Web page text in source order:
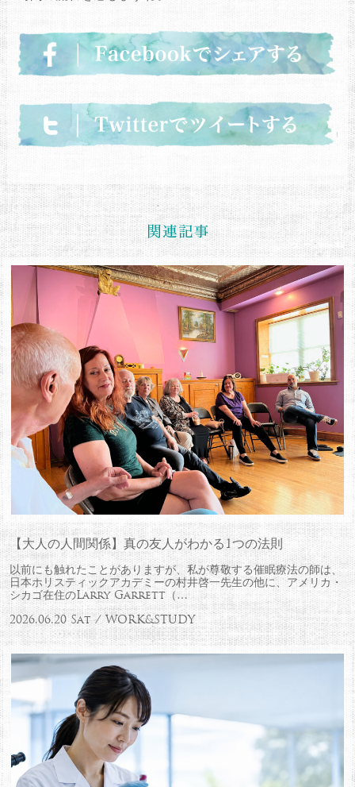
【大人の人間関係】真の友人がわかる1つの法則
以前にも触れたことがありますが、私が尊敬する催眠療法の師は、
日本ホリスティックアカデミーの村井啓一先生の他に、アメリカ・
シカゴ在住のLarry Garrett（…
2026.06.20 Sat / WORK&STUDY